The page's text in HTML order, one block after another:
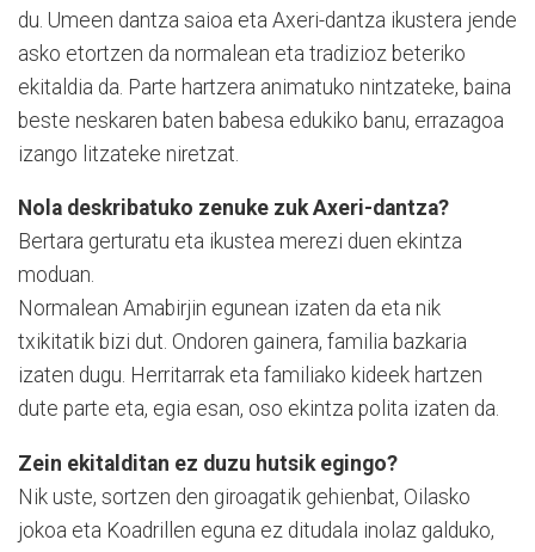
du. Umeen dantza saioa eta Axeri-dantza ikustera jende
asko etortzen da normalean eta tradizioz beteriko
ekitaldia da. Parte hartzera animatuko nintzateke, baina
beste neskaren baten babesa edukiko banu, errazagoa
izango litzateke niretzat.
Nola deskribatuko zenuke zuk Axeri-dantza?
Bertara gerturatu eta ikustea merezi duen ekintza
moduan.
Normalean Amabirjin egunean izaten da eta nik
txikitatik bizi dut. Ondoren gainera, familia bazkaria
izaten dugu. Herritarrak eta familiako kideek hartzen
dute parte eta, egia esan, oso ekintza polita izaten da.
Zein ekitalditan ez duzu hutsik egingo?
Nik uste, sortzen den giroagatik gehienbat, Oilasko
jokoa eta Koadrillen eguna ez ditudala inolaz galduko,